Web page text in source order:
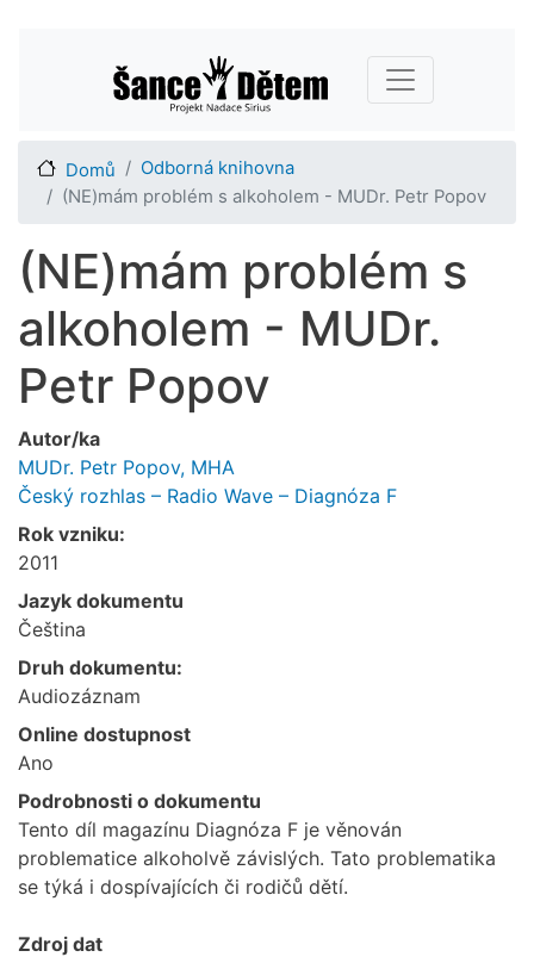
hlavnímu
obsahu
Main navigation
Domů
Odborná knihovna
(NE)mám problém s alkoholem - MUDr. Petr Popov
(NE)mám problém s
alkoholem - MUDr.
Petr Popov
Autor/ka
MUDr. Petr Popov, MHA
Český rozhlas – Radio Wave – Diagnóza F
Rok vzniku:
2011
Jazyk dokumentu
Čeština
Druh dokumentu:
Audiozáznam
Online dostupnost
Ano
Podrobnosti o dokumentu
Tento díl magazínu Diagnóza F je věnován
problematice alkoholvě závislých. Tato problematika
se týká i dospívajících či rodičů dětí.
Zdroj dat